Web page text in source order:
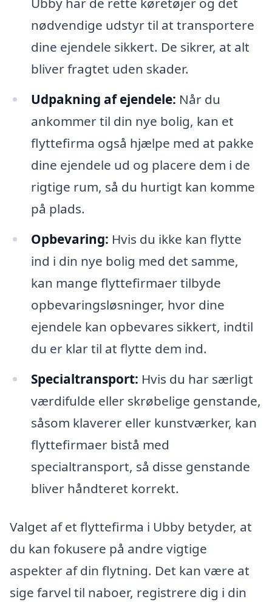
nødvendige udstyr til at transportere
dine ejendele sikkert. De sikrer, at alt
bliver fragtet uden skader.
Udpakning af ejendele: Når du
ankommer til din nye bolig, kan et
flyttefirma også hjælpe med at pakke
dine ejendele ud og placere dem i de
rigtige rum, så du hurtigt kan komme
på plads.
Opbevaring: Hvis du ikke kan flytte
ind i din nye bolig med det samme,
kan mange flyttefirmaer tilbyde
opbevaringsløsninger, hvor dine
ejendele kan opbevares sikkert, indtil
du er klar til at flytte dem ind.
Specialtransport: Hvis du har særligt
værdifulde eller skrøbelige genstande,
såsom klaverer eller kunstværker, kan
flyttefirmaer bistå med
specialtransport, så disse genstande
bliver håndteret korrekt.
Valget af et flyttefirma i Ubby betyder, at
du kan fokusere på andre vigtige
aspekter af din flytning. Det kan være at
sige farvel til naboer, registrere dig i din